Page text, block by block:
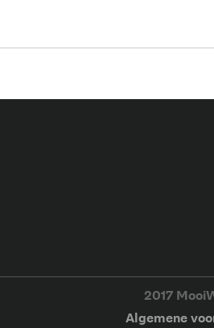
2017
Algemene